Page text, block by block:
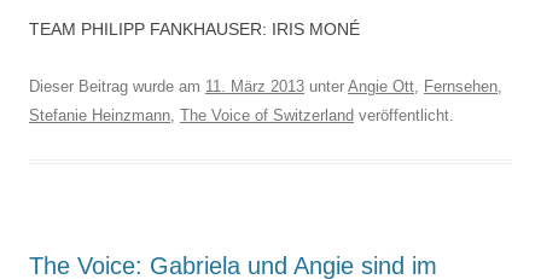
TEAM PHILIPP FANKHAUSER: IRIS MONÉ
Dieser Beitrag wurde am 11. März 2013 unter Angie Ott, Fernsehen,
Stefanie Heinzmann, The Voice of Switzerland veröffentlicht.
The Voice: Gabriela und Angie sind im